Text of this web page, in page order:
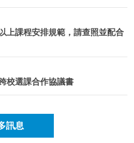
上課程安排規範，請查照並配合
校選課合作協議書
訊息